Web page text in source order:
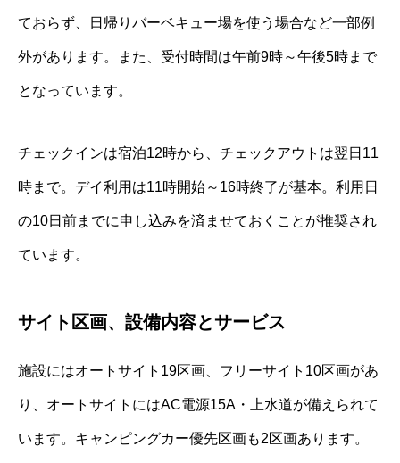
ておらず、日帰りバーベキュー場を使う場合など一部例
外があります。また、受付時間は午前9時～午後5時まで
となっています。
チェックインは宿泊12時から、チェックアウトは翌日11
時まで。デイ利用は11時開始～16時終了が基本。利用日
の10日前までに申し込みを済ませておくことが推奨され
ています。
サイト区画、設備内容とサービス
施設にはオートサイト19区画、フリーサイト10区画があ
り、オートサイトにはAC電源15A・上水道が備えられて
います。キャンピングカー優先区画も2区画あります。